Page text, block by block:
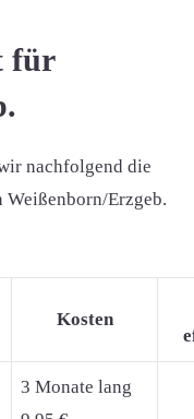
für
nachfolgend die
Erzgeb.
Kosten
3 Monate lang